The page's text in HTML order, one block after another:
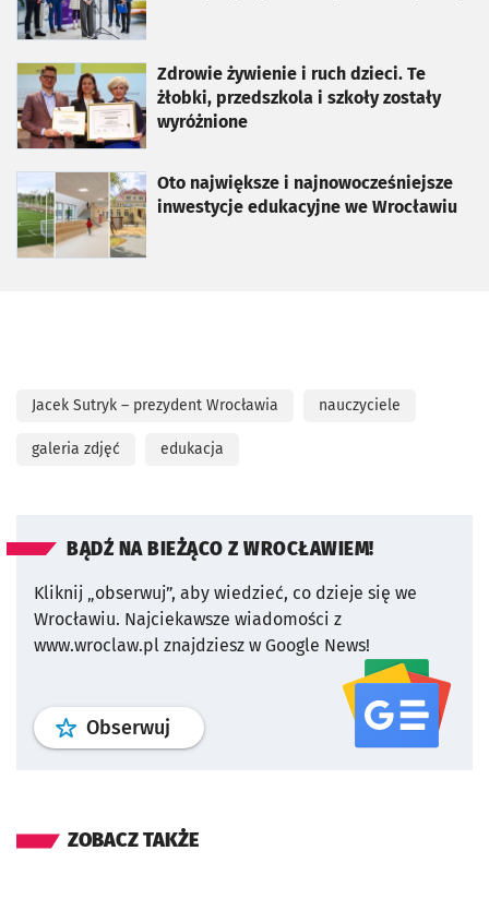
Zdrowie żywienie i ruch dzieci. Te
żłobki, przedszkola i szkoły zostały
wyróżnione
otworzy się w nowej karcie
Oto największe i najnowocześniejsze
inwestycje edukacyjne we Wrocławiu
otworzy się w nowej karcie
Jacek Sutryk – prezydent Wrocławia nauczyciele
galeria zdjęć edukacja
BĄDŹ NA BIEŻĄCO Z WROCŁAWIEM!
Kliknij „obserwuj”, aby wiedzieć, co dzieje się we
Wrocławiu. Najciekawsze wiadomości z
www.wroclaw.pl znajdziesz w Google News!
Obserwuj profil serwisu
ZOBACZ TAKŻE